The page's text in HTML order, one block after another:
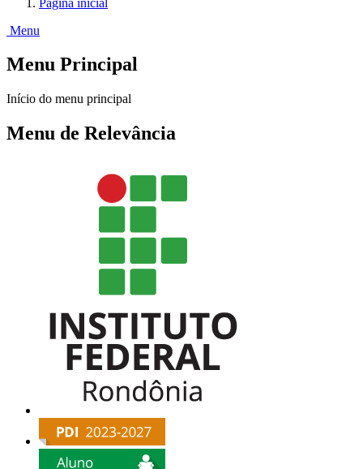
Menu
Menu Principal
Início do menu principal
Menu de Relevância